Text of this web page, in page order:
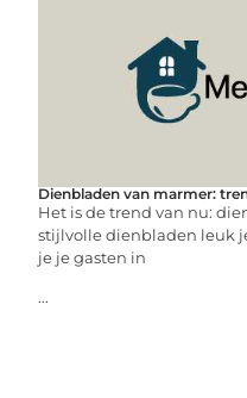
Dienbladen van marmer:
Het is de trend van nu:
stijlvolle dienbladen leuk
je je gasten in
...